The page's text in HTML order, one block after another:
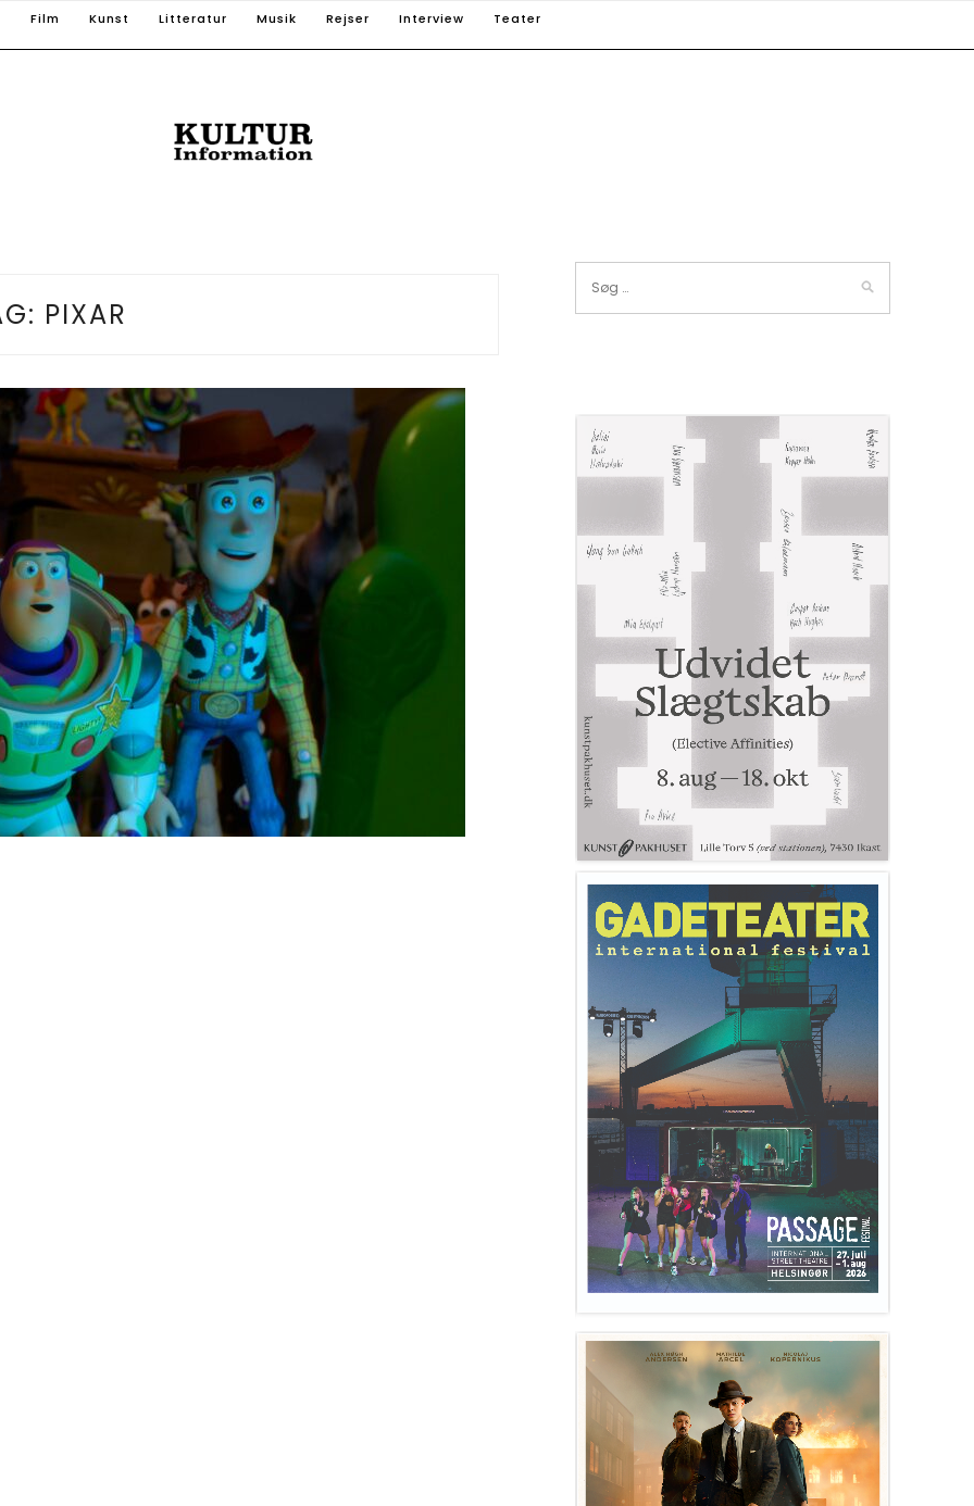
Film Kunst Litteratur Musik Rejser Interview Teater
PIXAR